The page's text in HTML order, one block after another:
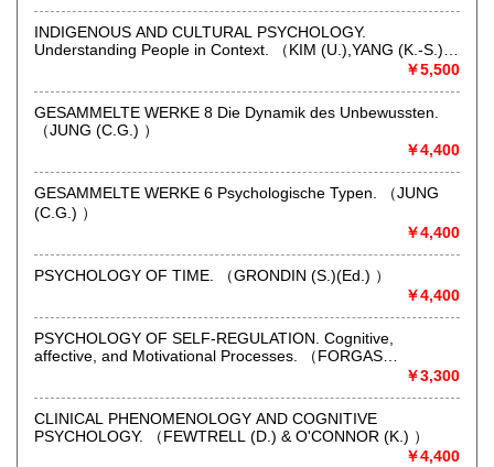
取り扱い分野
INDIGENOUS AND CULTURAL PSYCHOLOGY.
Understanding People in Context. （KIM (U.),YANG (K.-S.) &
￥5,500
GESAMMELTE WERKE 8 Die Dynamik des Unbewussten.
（JUNG (C.G.) ）
￥4,400
GESAMMELTE WERKE 6 Psychologische Typen. （JUNG
(C.G.) ）
￥4,400
PSYCHOLOGY OF TIME. （GRONDIN (S.)(Ed.) ）
￥4,400
PSYCHOLOGY OF SELF-REGULATION. Cognitive,
affective, and Motivational Processes. （FORGAS
￥3,300
CLINICAL PHENOMENOLOGY AND COGNITIVE
PSYCHOLOGY. （FEWTRELL (D.) & O'CONNOR (K.) ）
￥4,400